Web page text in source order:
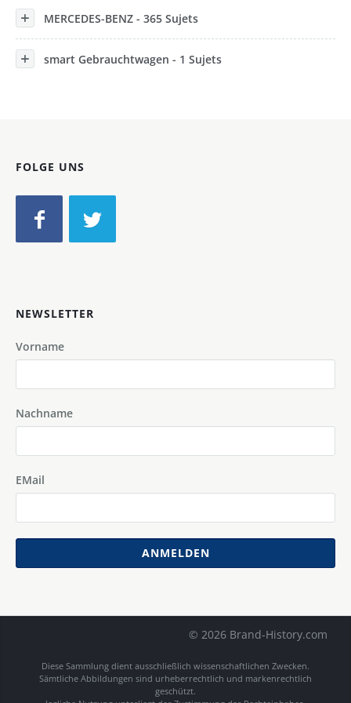
MERCEDES-BENZ - 365 Sujets
smart Gebrauchtwagen - 1 Sujets
FOLGE UNS
NEWSLETTER
Vorname
Nachname
EMail
ANMELDEN
© 2026 Brand-History.com
Diese Sammlung dient ausschließlich wissenschaftlichen Zwecken.
Sämtliche Abbildungen sind urheberrechtlich und markenrechtlich
geschützt.